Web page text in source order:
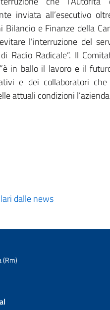
inviata all’esecutivo
Bilancio e Finanze della
l’interruzione del
Radio Radicale”. Il
in ballo il lavoro e il
e dei collaboratori
attuali condizioni
dalle news
(Rm)